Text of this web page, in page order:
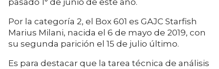
pasado 1° de junio de este año.
Por la categoría 2, el Box 601 es GAJC Starfish
Marius Milani, nacida el 6 de mayo de 2019, con
su segunda parición el 15 de julio último.
Es para destacar que la tarea técnica de análisis